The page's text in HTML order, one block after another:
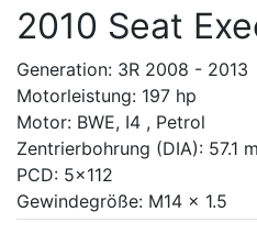
2010 Seat
Generation: 3R 2008 - 2013
Motorleistung: 197 hp
Motor: BWE, I4 , Petrol
Zentrierbohrung (DIA): 57.1
PCD: 5x112
Gewindegröße: M14 x 1.5